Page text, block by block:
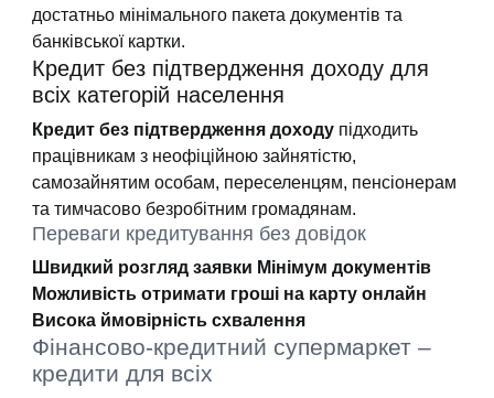
достатньо мінімального пакета документів та
банківської картки.
Кредит без підтвердження доходу для
всіх категорій населення
Кредит без підтвердження доходу підходить
працівникам з неофіційною зайнятістю,
самозайнятим особам, переселенцям, пенсіонерам
та тимчасово безробітним громадянам.
Переваги кредитування без довідок
Швидкий розгляд заявки Мінімум документів
Можливість отримати гроші на карту онлайн
Висока ймовірність схвалення
Фінансово-кредитний супермаркет –
кредити для всіх